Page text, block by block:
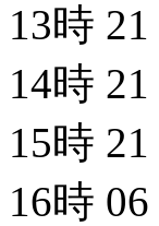
13時 21
14時 21
15時 21
16時 06